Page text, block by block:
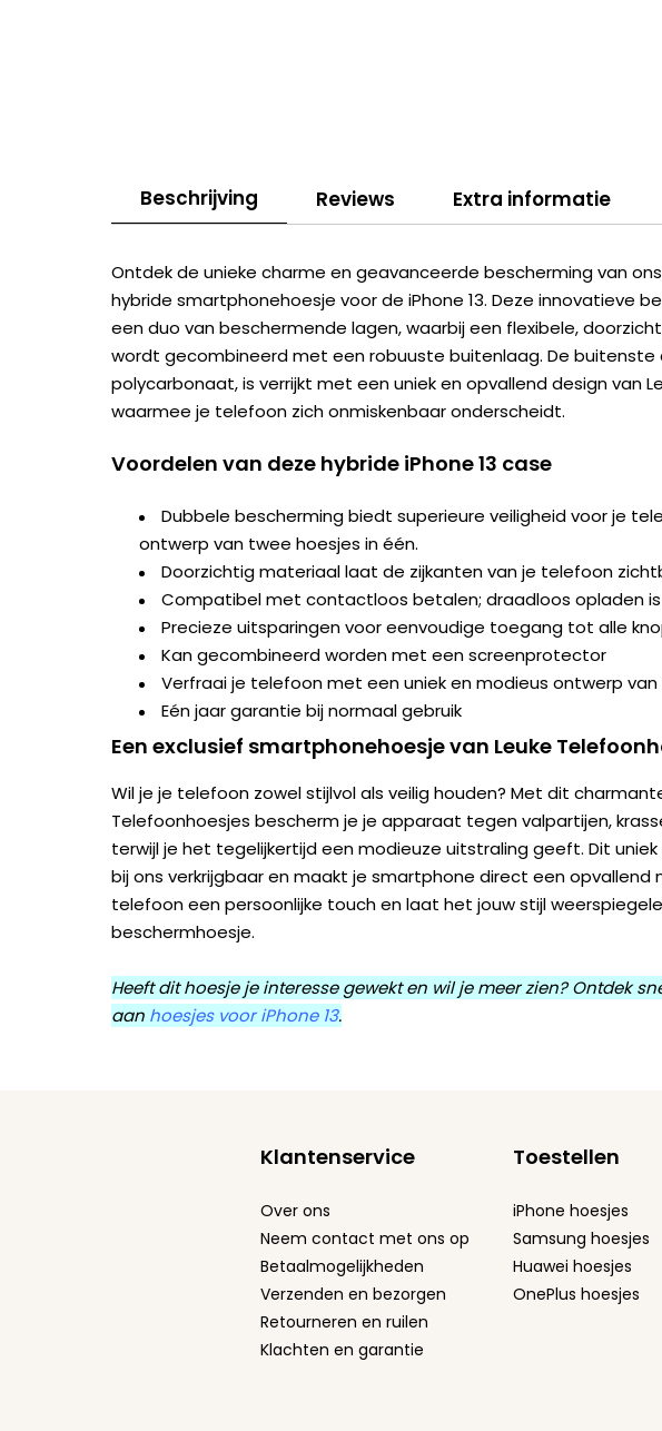
Beschrijving Reviews Extra informatie
Ontdek de unieke charme en geavanceerde bescherming van
hybride smartphonehoesje voor de iPhone 13. Deze innovatieve
een duo van beschermende lagen, waarbij een flexibele,
wordt gecombineerd met een robuuste buitenlaag. De buitenste
polycarbonaat, is verrijkt met een uniek en opvallend design van
waarmee je telefoon zich onmiskenbaar onderscheidt.
Voordelen van deze hybride iPhone 13 case
Dubbele bescherming biedt superieure veiligheid voor je
ontwerp van twee hoesjes in één.
Doorzichtig materiaal laat de zijkanten van je telefoon
Compatibel met contactloos betalen; draadloos opladen
Precieze uitsparingen voor eenvoudige toegang tot alle
Kan gecombineerd worden met een screenprotector
Verfraai je telefoon met een uniek en modieus ontwerp van
Eén jaar garantie bij normaal gebruik
Een exclusief smartphonehoesje van Leuke
Wil je je telefoon zowel stijlvol als veilig houden? Met dit
Telefoonhoesjes bescherm je je apparaat tegen valpartijen,
terwijl je het tegelijkertijd een modieuze uitstraling geeft. Dit
bij ons verkrijgbaar en maakt je smartphone direct een opvallend
telefoon een persoonlijke touch en laat het jouw stijl
beschermhoesje.
Heeft dit hoesje je interesse gewekt en wil je meer zien? Ontdek
aan hoesjes voor iPhone 13.
Klantenservice
Over ons
Neem contact met ons op
Betaalmogelijkheden
Verzenden en bezorgen
Retourneren en ruilen
Klachten en garantie
Toestellen
iPhone hoesjes
Samsung hoesjes
Huawei hoesjes
OnePlus hoesjes